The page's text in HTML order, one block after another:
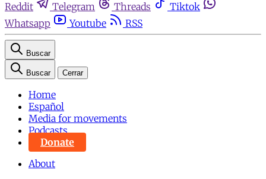
Reddit
Telegram Threads
Tiktok
Whatsapp
Youtube RSS
Buscar
Buscar Cerrar
Home
Español
Media for movements
Podcasts
Donate
About